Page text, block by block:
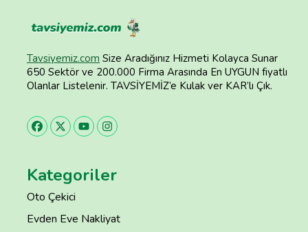
Tavsiyemiz.com Size Aradığınız Hizmeti Kolayca Sunar
650 Sektör ve 200.000 Firma Arasında En UYGUN fiyatlı
Olanlar Listelenir. TAVSİYEMİZ’e Kulak ver KAR’lı Çık.
Kategoriler
Oto Çekici
Evden Eve Nakliyat